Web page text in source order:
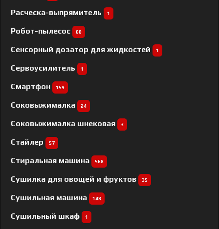
Расческа-выпрямитель 1
Робот-пылесос 60
Сенсорный дозатор для жидкостей 1
Сервоусилитель 1
Смартфон 159
Соковыжималка 24
Соковыжималка шнековая 3
Стайлер 57
Стиральная машина 568
Сушилка для овощей и фруктов 35
Сушильная машина 148
Сушильный шкаф 1